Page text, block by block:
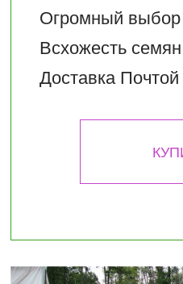
Огромный выбор
Всхожесть
Доставка